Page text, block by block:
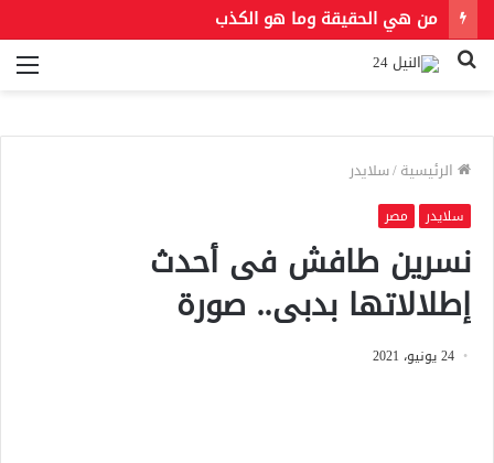
من هي الحقيقة وما هو الكذب
بحث
الرئيسية/سلايدر
سلايدر مصر
نسرين طافش فى أحدث
إطلالاتها بدبى.. صورة
24 يونيو، 2021